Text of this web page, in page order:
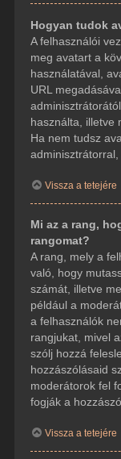
Hogyan tudok
A felhasználói
meg avatart a
használatával,
URL
használta, illetve
Ha nem tudsz
adminisztrátorral,
Vissza a tetejére
Mi az a rang,
rangomat?
A rang, mely a
való, hogy
számát, illetve
például a
a felhasználók
rangjukat, mivel
szólj hozzá
hozzászólásaid
moderátorok fel
fogják a
Vissza a tetejére